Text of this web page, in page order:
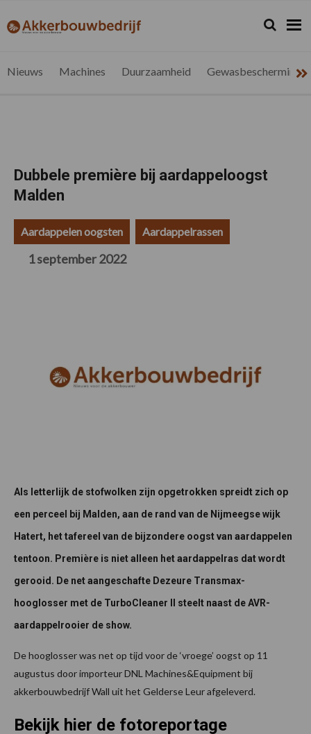
de
de
de
de
akkerbouwbedrijf.be
Nieuws
Zoeken...
Zoek
Nieuws Machines Duurzaamheid Gewasbescherming
Dubbele première bij aardappeloogst
Malden
Aardappelen oogsten Aardappelrassen
1 september 2022
Als letterlijk de stofwolken zijn opgetrokken spreidt zich op
een perceel bij Malden, aan de rand van de Nijmeegse wijk
Hatert, het tafereel van de bijzondere oogst van aardappelen
tentoon. Première is niet alleen het aardappelras dat wordt
gerooid. De net aangeschafte Dezeure Transmax-
hooglosser met de TurboCleaner II steelt naast de AVR-
aardappelrooier de show.
De hooglosser was net op tijd voor de ‘vroege’ oogst op 11
augustus door importeur DNL Machines&Equipment bij
akkerbouwbedrijf Wall uit het Gelderse Leur afgeleverd.
Bekijk hier de fotoreportage